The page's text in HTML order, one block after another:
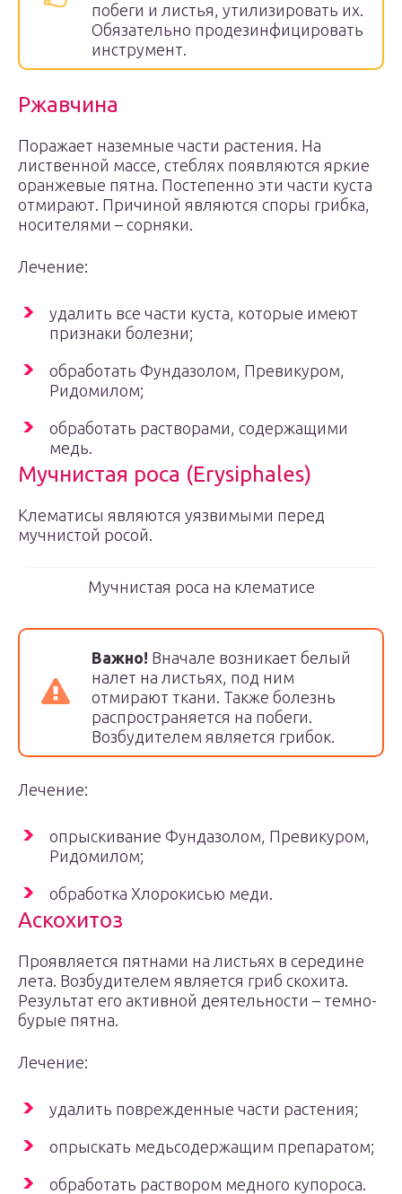
побеги и листья, утилизировать их.
Обязательно продезинфицировать
инструмент.
Ржавчина
Поражает наземные части растения. На
лиственной массе, стеблях появляются яркие
оранжевые пятна. Постепенно эти части куста
отмирают. Причиной являются споры грибка,
носителями – сорняки.
Лечение:
удалить все части куста, которые имеют
признаки болезни;
обработать Фундазолом, Превикуром,
Ридомилом;
обработать растворами, содержащими
медь.
Мучнистая роса (Erysiphales)
Клематисы являются уязвимыми перед
мучнистой росой.
Мучнистая роса на клематисе
Важно! Вначале возникает белый
налет на листьях, под ним
отмирают ткани. Также болезнь
распространяется на побеги.
Возбудителем является грибок.
Лечение:
опрыскивание Фундазолом, Превикуром,
Ридомилом;
обработка Хлорокисью меди.
Аскохитоз
Проявляется пятнами на листьях в середине
лета. Возбудителем является гриб скохита.
Результат его активной деятельности – темно-
бурые пятна.
Лечение:
удалить поврежденные части растения;
опрыскать медьсодержащим препаратом;
обработать раствором медного купороса.